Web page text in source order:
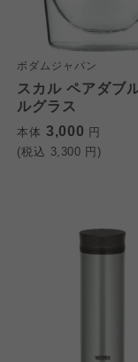
ボダムジャパン
スカル ペアダブ
ルグラス
本体 3,000 円
(税込 3,300 円)